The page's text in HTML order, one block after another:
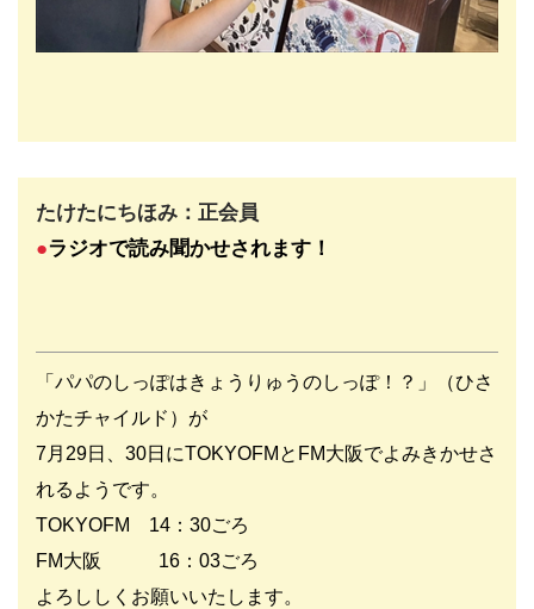
たけたにちほみ：正会員
●ラジオで読み聞かせされます ！
「パパのしっぽはきょうりゅうのしっぽ！？」（ひさ
かたチャイルド）が
7月29日、30日にTOKYOFMとFM大阪でよみきかせさ
れるようです。
TOKYOFM 14：30ごろ
FM大阪 16：03ごろ
よろししくお願いいたします。